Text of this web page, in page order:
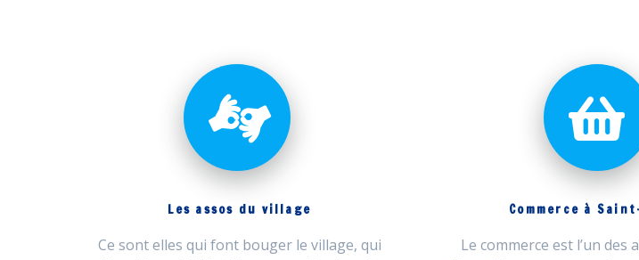
Les assos du village
Ce sont elles qui font bouger le village, qui
Commerce à
Le commerce est l’un des